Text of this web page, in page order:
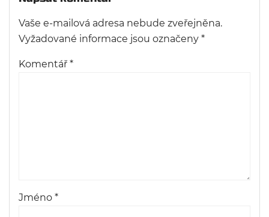
Vaše e-mailová adresa nebude zveřejněna.
Vyžadované informace jsou označeny *
Komentář *
Jméno *